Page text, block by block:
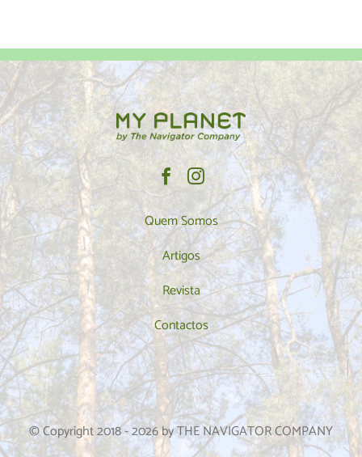
Quem Somos
Artigos
Revista
Contactos
© Copyright 2018 -2026by THE NAVIGATOR COMPANY